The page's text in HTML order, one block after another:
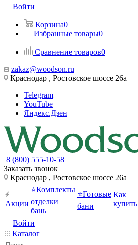
Войти
Корзина0
Избранные товары0
Сравнение товаров0
zakaz@woodson.ru
Краснодар , Ростовское шоссе 26а
Telegram
YouTube
Яндекс.Дзен
8 (800) 555-10-58
Заказать звонок
Краснодар , Ростовское шоссе 26а
Акции
⭐Комплекты
отделки
бань
⭐Готовые
бани
Как
купить
Войти
Каталог